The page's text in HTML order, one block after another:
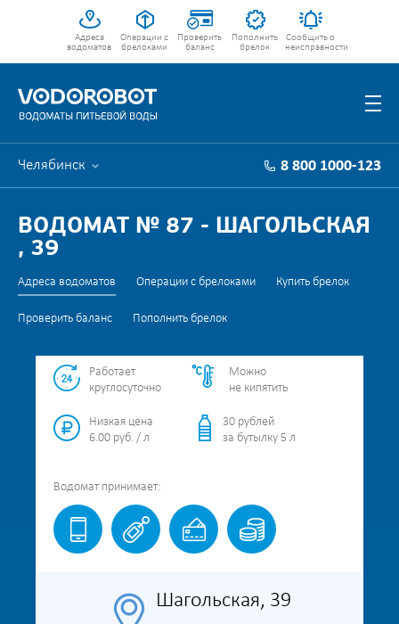
Адреса
водоматов
Операции с
брелоками
Проверить
баланс
Пополнить
брелок
Сообщить о
неисправности
Челябинск 8 800 1000-123
ВОДОМАТ № 87 - ШАГОЛЬСКАЯ
, 39
Адреса водоматов Операции с брелоками Купить брелок
Проверить баланс Пополнить брелок
Работает
круглосуточно
Можно
не кипятить
Низкая цена
6.00 руб. / л
30 рублей
за бутылку 5 л
Водомат принимает:
Шагольская, 39